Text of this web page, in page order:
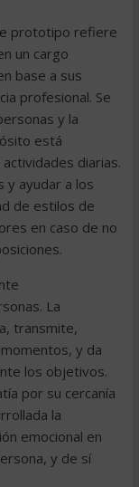
prototipo refiere
un cargo
base a sus
profesional. Se
y la
está
diarias.
y ayudar a los
de estilos de
en caso de no
La
transmite,
y da
los objetivos.
por su cercanía
la
emocional en
y de sí